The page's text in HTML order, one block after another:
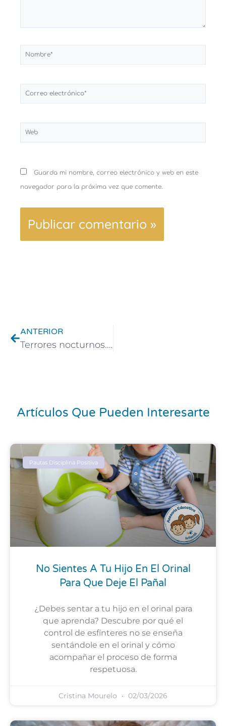
Nombre*
Correo
electrónico*
Web
Guarda mi nombre, correo electrónico y web en este
navegador para la próxima vez que comente.
ANTERIOR
Terrores nocturnos. Qué hacer, cuánto duran y estrategias
Artículos Que Pueden Interesarte
Pautas Disciplina Positiva
No Sientes A Tu Hijo En El Orinal
Para Que Deje El Pañal
¿Debes sentar a tu hijo en el orinal para
que aprenda? Descubre por qué el
control de esfínteres no se enseña
sentándole en el orinal y cómo
acompañar el proceso de forma
respetuosa.
Cristina Mourelo 02/03/2026